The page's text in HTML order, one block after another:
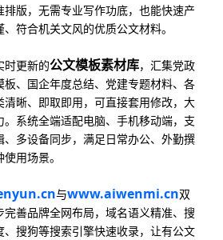
版，无需专业写作功底，也能快速产
符合机关文风的优质公文材料。
时更新的公文模板素材库，汇集党政
板、国企年度总结、党建专题材料、各
清晰、即取即用，可直接套用修改，大
。系统全端适配电脑、手机移动端，支
、多设备同步，满足日常办公、外勤撰
用场景。
与www.aiwenmi.cn双
善品牌全网布局，域名语义精准、搜
、搜狗等搜索引擎快速收录，让有公文